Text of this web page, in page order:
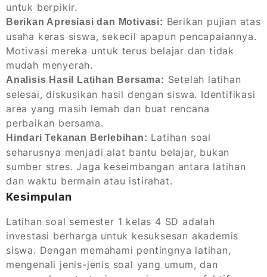
untuk berpikir.
Berikan Apresiasi dan Motivasi: Berikan pujian atas
usaha keras siswa, sekecil apapun pencapaiannya.
Motivasi mereka untuk terus belajar dan tidak
mudah menyerah.
Analisis Hasil Latihan Bersama: Setelah latihan
selesai, diskusikan hasil dengan siswa. Identifikasi
area yang masih lemah dan buat rencana
perbaikan bersama.
Hindari Tekanan Berlebihan: Latihan soal
seharusnya menjadi alat bantu belajar, bukan
sumber stres. Jaga keseimbangan antara latihan
dan waktu bermain atau istirahat.
Kesimpulan
Latihan soal semester 1 kelas 4 SD adalah
investasi berharga untuk kesuksesan akademis
siswa. Dengan memahami pentingnya latihan,
mengenali jenis-jenis soal yang umum, dan